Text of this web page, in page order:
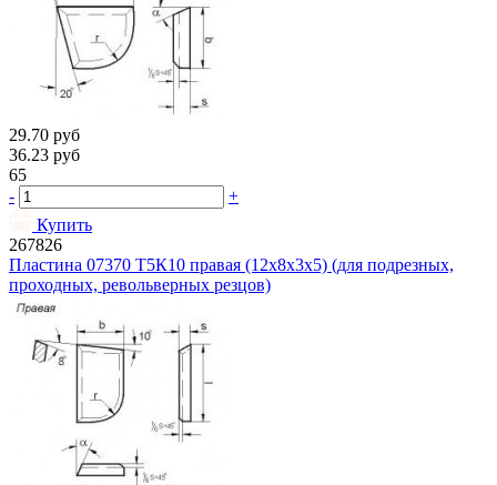
29.70 руб
36.23 руб
65
-
+
Купить
267826
Пластина 07370 Т5К10 правая (12х8х3х5) (для подрезных,
проходных, револьверных резцов)